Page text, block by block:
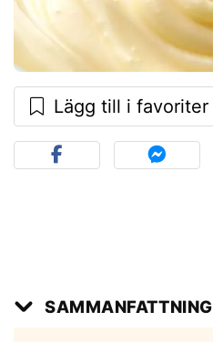
Lägg till i favoriter
SAMMANFATTNING